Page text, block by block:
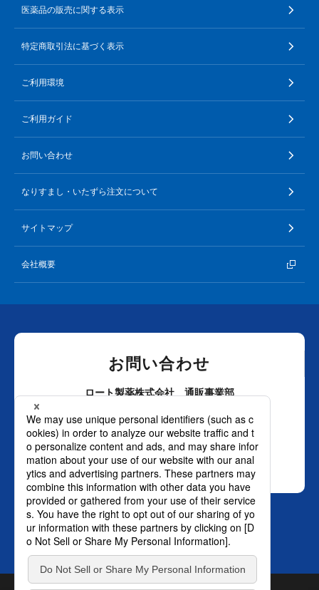
医薬品の販売に関する表示
特定商取引法に基づく表示
ご利用環境
ご利用ガイド
お問い合わせ
なりすまし・いたずら注文について
サイトマップ
会社概要
お問い合わせ
ロート製薬株式会社 通販事業部
0120-880-610
月～土：9時～21時 日祝：9時～18時
（年末年始を除く）
おかけ間違いのないようご注意ください。
SNS オフィシャルアカウント
© ROHTO Pharmaceutical Co., Ltd. All rights reserved.